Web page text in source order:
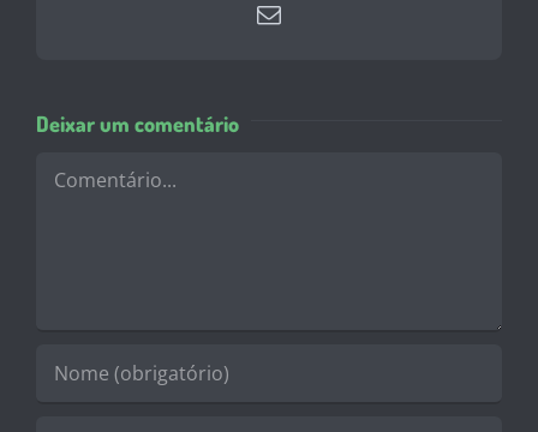
E-
Deixar um comentário